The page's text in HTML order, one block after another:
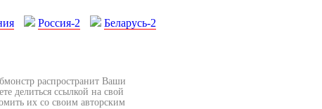
Россия-2
Беларусь-2
распространит Ваши
делиться ссылкой на свой
их со своим авторским